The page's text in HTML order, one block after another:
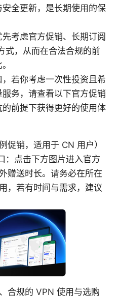
全更新，是长期使用的保
考虑官方促销、长期订阅
式，从而在合法合规的前
若你考虑一次性投资且希
务，请查看以下官方促销
前提下获得更好的使用体
销，适用于 CN 用户）
：点击下方图片进入官方
赠送时长。请务必在所在
，若有时间与需求，建议
合规的 VPN 使用与选购